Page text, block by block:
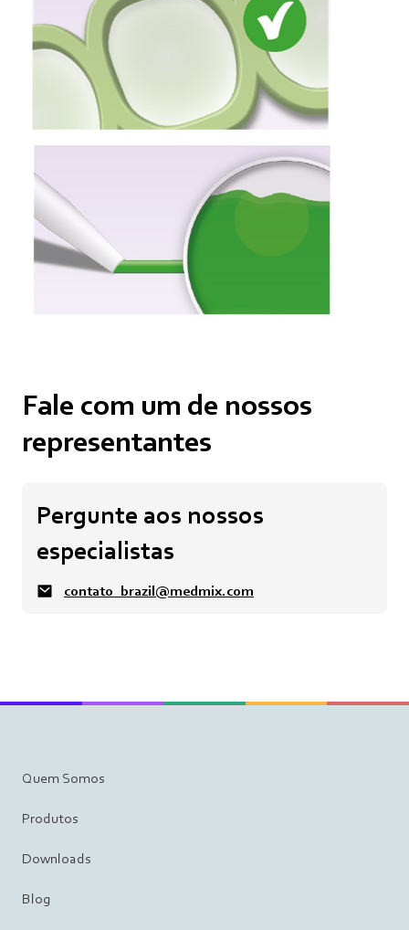
Fale com um de nossos
representantes
Pergunte aos nossos
especialistas
contato_brazil@medmix.com
Quem Somos
Produtos
Downloads
Blog